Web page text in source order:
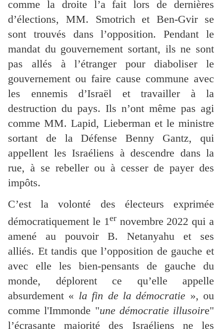
comme la droite l’a fait lors de dernières
d’élections, MM. Smotrich et Ben-Gvir se
sont trouvés dans l’opposition. Pendant le
mandat du gouvernement sortant, ils ne sont
pas allés à l’étranger pour diaboliser le
gouvernement ou faire cause commune avec
les ennemis d’Israël et travailler à la
destruction du pays. Ils n’ont même pas agi
comme MM. Lapid, Lieberman et le ministre
sortant de la Défense Benny Gantz, qui
appellent les Israéliens à descendre dans la
rue, à se rebeller ou à cesser de payer des
impôts.
C’est la volonté des électeurs exprimée
démocratiquement le 1 ernovembre 2022 qui a
amené au pouvoir B. Netanyahu et ses
alliés. Et tandis que l’opposition de gauche et
avec elle les bien-pensants de gauche du
monde, déplorent ce qu’elle appelle
absurdement « la fin de la démocratie », ou
comme l'Immonde "une démocratie illusoire"
l’écrasante majorité des Israéliens ne les